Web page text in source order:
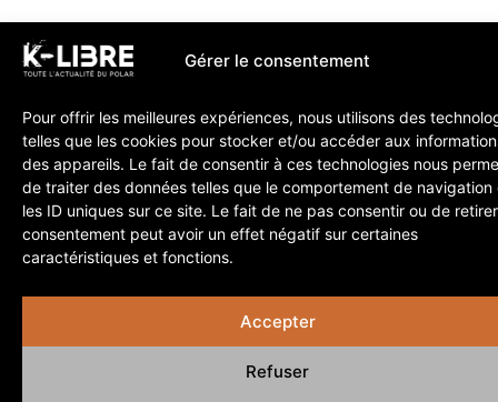
Gérer le consentement
Pour offrir les meilleures expériences, nous utilisons des
telles que les cookies pour stocker et/ou accéder aux
des appareils. Le fait de consentir à ces technologies nous
de traiter des données telles que le comportement de navigation
les ID uniques sur ce site. Le fait de ne pas consentir ou de
consentement peut avoir un effet négatif sur certaines
caractéristiques et fonctions.
Accepter
Refuser